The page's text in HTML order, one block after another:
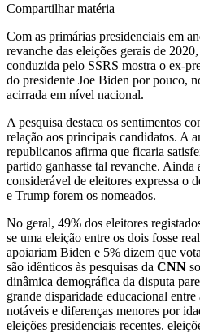
Compartilhar matéria
Com as primárias presidenciais em
revanche das eleições gerais de
conduzida pelo SSRS mostra o ex-
do presidente Joe Biden por pouco,
acirrada em nível nacional.
A pesquisa destaca os sentimentos
relação aos principais candidatos. A
republicanos afirma que ficaria
partido ganhasse tal revanche. Ainda
considerável de eleitores expressa o
e Trump forem os nomeados.
No geral, 49% dos eleitores
se uma eleição entre os dois fosse
apoiariam Biden e 5% dizem que
são idênticos às pesquisas da CNN
dinâmica demográfica da disputa
grande disparidade educacional
notáveis e diferenças menores por
eleições presidenciais recentes.